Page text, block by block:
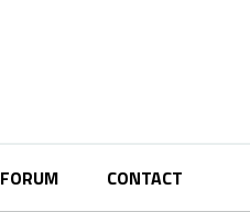
FORUM CONTACT